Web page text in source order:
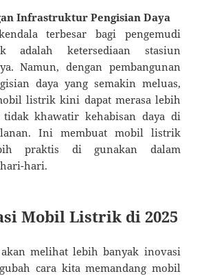
Infrastruktur Pengisian Daya
terbesar bagi pengemudi
adalah ketersediaan stasiun
Namun, dengan pembangunan
daya yang semakin meluas,
listrik kini dapat merasa lebih
tidak khawatir kehabisan daya di
Ini membuat mobil listrik
praktis di gunakan dalam
hari.
Mobil Listrik di 2025
akan melihat lebih banyak inovasi
cara kita memandang mobil